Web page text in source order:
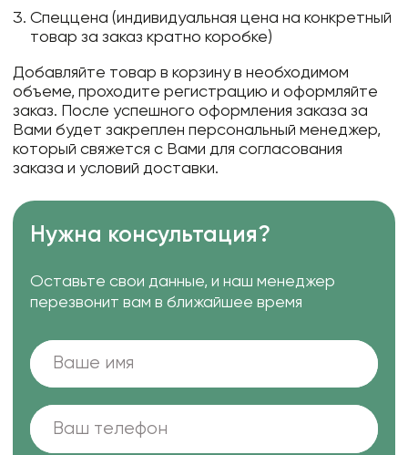
Спеццена (индивидуальная цена на конкретный
товар за заказ кратно коробке)
Добавляйте товар в корзину в необходимом
объеме, проходите регистрацию и оформляйте
заказ. После успешного оформления заказа за
Вами будет закреплен персональный менеджер,
который свяжется с Вами для согласования
заказа и условий доставки.
Нужна консультация?
Оставьте свои данные, и наш менеджер
перезвонит вам в ближайшее время